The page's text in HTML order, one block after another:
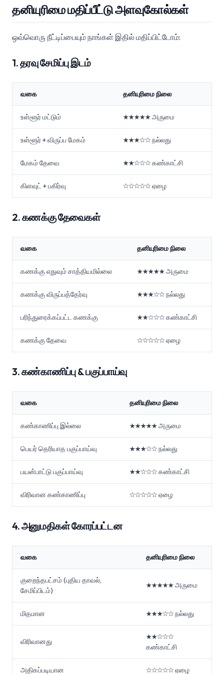
தனியுரிமை மதிப்பீட்டு அளவுகோல்கள்
ஒவ்வொரு நீட்டிப்பையும் நாங்கள் இதில் மதிப்பிட்டோம்:
1. தரவு சேமிப்பு இடம்
வகை தனியுரிமை நிலை
உள்ளூர் மட்டும் ★★★★★ அருமை
உள்ளூர் + விருப்ப மேகம் ★★★☆☆ நல்லது
மேகம் தேவை ★★☆☆☆ கண்காட்சி
கிளவுட் + பகிர்வு ☆☆☆☆☆ ஏழை
2. கணக்கு தேவைகள்
வகை தனியுரிமை நிலை
கணக்கு எதுவும் சாத்தியமில்லை ★★★★★ அருமை
கணக்கு விருப்பத்தேர்வு ★★★☆☆ நல்லது
பரிந்துரைக்கப்பட்ட கணக்கு ★★☆☆☆ கண்காட்சி
கணக்கு தேவை ☆☆☆☆☆ ஏழை
3. கண்காணிப்பு & பகுப்பாய்வு
வகை தனியுரிமை நிலை
கண்காணிப்பு இல்லை ★★★★★ அருமை
பெயர் தெரியாத பகுப்பாய்வு ★★★☆☆ நல்லது
பயன்பாட்டு பகுப்பாய்வு ★★☆☆☆ கண்காட்சி
விரிவான கண்காணிப்பு ☆☆☆☆☆ ஏழை
4. அனுமதிகள் கோரப்பட்டன
வகை தனியுரிமை நிலை
குறைந்தபட்சம் (புதிய தாவல்,
சேமிப்பிடம்)
★★★★★ அருமை
மிதமான ★★★☆☆ நல்லது
விரிவானது
★★☆☆☆
கண்காட்சி
அதிகப்படியான ☆☆☆☆☆ ஏழை